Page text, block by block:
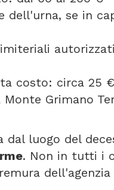
dell'urna, se in
costo: circa 25 €
Grimano
dal luogo del
. Non in tutti i